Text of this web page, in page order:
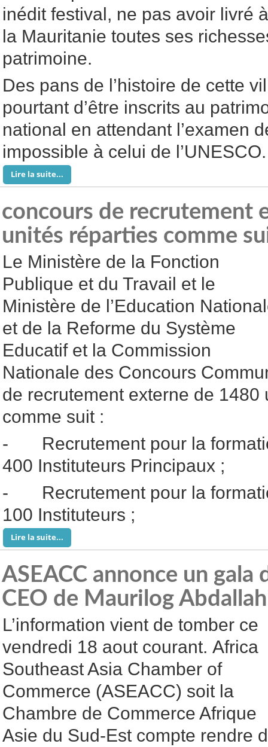
inédit festival, ne pas avoir livré à
la Mauritanie toutes ses
patrimoine.
Des pans de l’histoire de cette
pourtant d’être inscrits au
national en attendant l’examen
impossible à celui de l’UNESCO.
Lire la suite...
concours de recrutement
unités réparties comme
Le Ministère de la Fonction
Publique et du Travail et le
Ministère de l’Education
et de la Reforme du Système
Educatif et la Commission
Nationale des Concours
de recrutement externe de 1480
comme suit :
- Recrutement pour la
400 Instituteurs Principaux ;
- Recrutement pour la
100 Instituteurs ;
Lire la suite...
ASEACC annonce un gala
CEO de Maurilog
L’information vient de tomber ce
vendredi 18 aout courant. Africa
Southeast Asia Chamber of
Commerce (ASEACC) soit la
Chambre de Commerce Afrique
Asie du Sud-Est compte rendre